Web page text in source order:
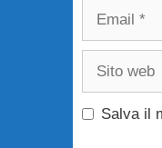
Email
Sito
Salva il